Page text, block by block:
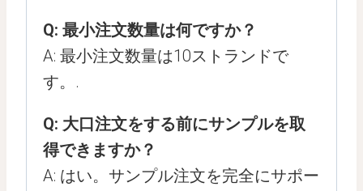
Q: 最小注文数量は何ですか？
A: 最小注文数量は10ストランドで
す。.
Q: 大口注文をする前にサンプルを取
得できますか？
A: はい。サンプル注文を完全にサポー